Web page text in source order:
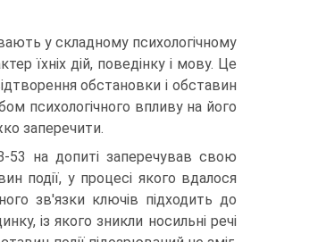
у складному психологічному
їхніх дій, поведінку і мову. Це
обстановки і обставин
психологічного впливу на його
заперечити.
53 на допиті заперечував свою
події, у процесі якого вдалося
зв'язки ключів підходить до
із якого зникли носильні речі